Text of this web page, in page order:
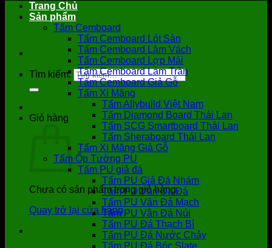
Tìm kiếm:
Giỏ hàng
Chưa có sản phẩm trong giỏ hàng.
Quay trở lại cửa hàng
Trang Chủ
Sản phẩm
Tấm Cemboard
Tấm Cemboard Lót Sàn
Tấm Cemboard Làm Vách
Tấm Cemboard Lợp Mái
Tấm Cemboard Làm Trần
Tấm Cemboard Giả Gỗ
Tấm Xi Măng
Tấm Allybuild Việt Nam
Tấm Diamond Board Thái Lan
Tấm SCG Smartboard Thái Lan
Tấm Sheraboard Thái Lan
Tấm Xi Măng Giả Gỗ
Tấm Ốp Tường PU
Tấm PU giả đá
Tấm PU Giả Đá Nhám
Tấm PU Vân Da Đá
Tấm PU Vân Đá Mạch
Tấm PU Vân Đá Núi
Tấm PU Đá Thạch Bì
Tấm PU Đá Nước Chảy
Tấm PU Đá Bóc Slate